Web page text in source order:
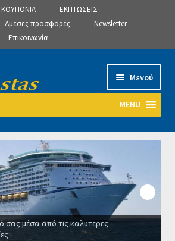
ΚΟΥΠΟΝΙΑ
ΕΚΠΤΩΣΕΙΣ
Άμεσες προσφορές
Newsletter
Επικοινωνία
Μενού
MENU
σας μέσα από τις καλύτερες